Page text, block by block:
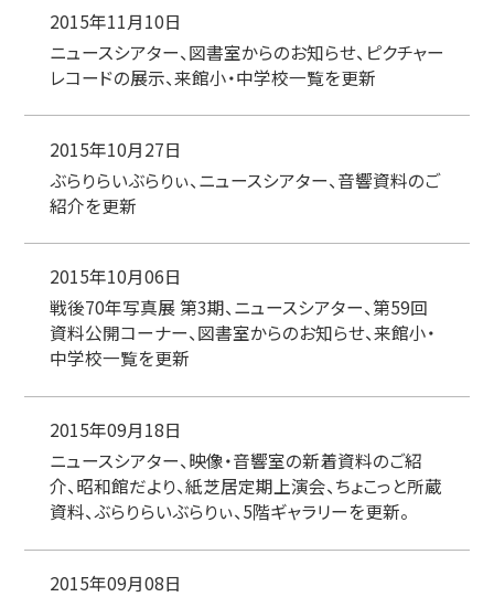
2015年11月10日
ニュースシアター、図書室からのお知らせ、ピクチャー
レコードの展示、来館小・中学校一覧を更新
2015年10月27日
ぶらりらいぶらりぃ、ニュースシアター、音響資料のご
紹介を更新
2015年10月06日
戦後70年写真展 第3期、ニュースシアター、第59回
資料公開コーナー、図書室からのお知らせ、来館小・
中学校一覧を更新
2015年09月18日
ニュースシアター、映像・音響室の新着資料のご紹
介、昭和館だより、紙芝居定期上演会、ちょこっと所蔵
資料、ぶらりらいぶらりぃ、5階ギャラリーを更新。
2015年09月08日